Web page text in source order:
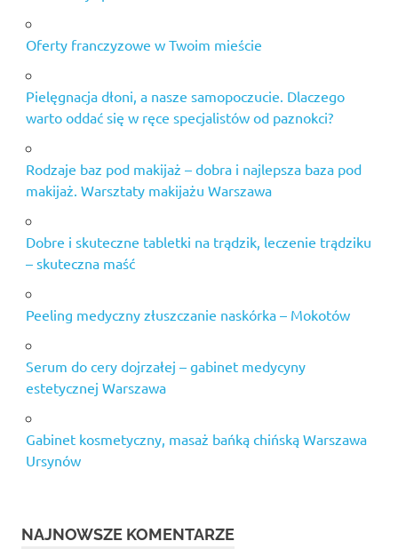
Oferty franczyzowe w Twoim mieście
Pielęgnacja dłoni, a nasze samopoczucie. Dlaczego
warto oddać się w ręce specjalistów od paznokci?
Rodzaje baz pod makijaż – dobra i najlepsza baza pod
makijaż. Warsztaty makijażu Warszawa
Dobre i skuteczne tabletki na trądzik, leczenie trądziku
– skuteczna maść
Peeling medyczny złuszczanie naskórka – Mokotów
Serum do cery dojrzałej – gabinet medycyny
estetycznej Warszawa
Gabinet kosmetyczny, masaż bańką chińską Warszawa
Ursynów
NAJNOWSZE KOMENTARZE